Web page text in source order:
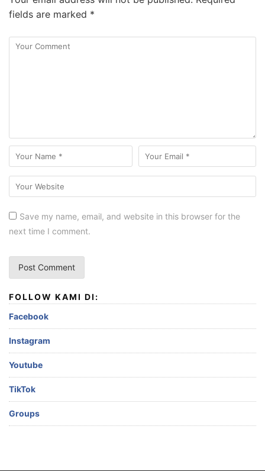
fields are marked *
Save my name, email, and website in this browser for the
next time I comment.
FOLLOW KAMI DI:
Facebook
Instagram
Youtube
TikTok
Groups